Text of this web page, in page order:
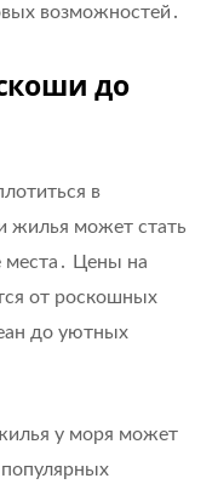
возможностей․
до
в
жилья может стать
Цены на
от роскошных
до уютных
у моря может